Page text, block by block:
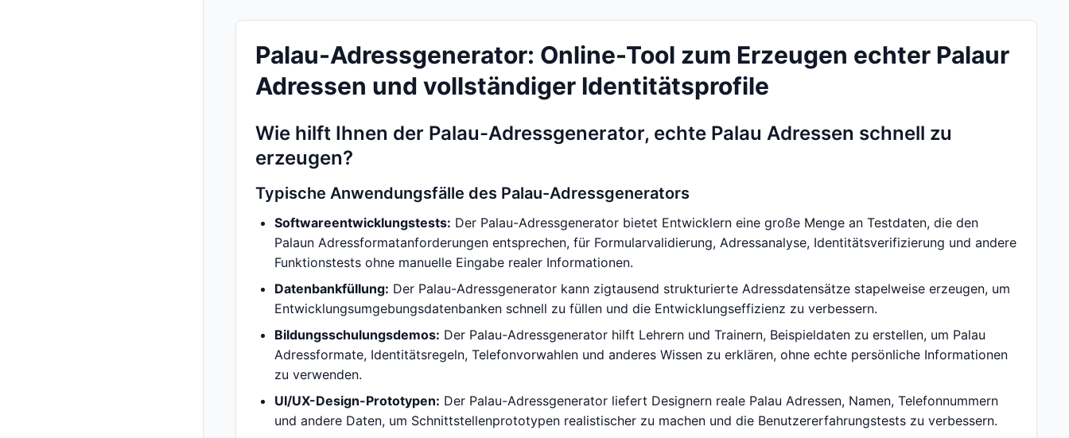
Palau-Adressgenerator: Online-Tool zum Erzeugen echter Palaur
Adressen und vollständiger Identitätsprofile
Wie hilft Ihnen der Palau-Adressgenerator, echte Palau Adressen schnell zu
erzeugen?
Typische Anwendungsfälle des Palau-Adressgenerators
Softwareentwicklungstests: Der Palau-Adressgenerator bietet Entwicklern eine große Menge an Testdaten, die den
Palaun Adressformatanforderungen entsprechen, für Formularvalidierung, Adressanalyse, Identitätsverifizierung und andere
Funktionstests ohne manuelle Eingabe realer Informationen.
Datenbankfüllung: Der Palau-Adressgenerator kann zigtausend strukturierte Adressdatensätze stapelweise erzeugen, um
Entwicklungsumgebungsdatenbanken schnell zu füllen und die Entwicklungseffizienz zu verbessern.
Bildungsschulungsdemos: Der Palau-Adressgenerator hilft Lehrern und Trainern, Beispieldaten zu erstellen, um Palau
Adressformate, Identitätsregeln, Telefonvorwahlen und anderes Wissen zu erklären, ohne echte persönliche Informationen
zu verwenden.
UI/UX-Design-Prototypen: Der Palau-Adressgenerator liefert Designern reale Palau Adressen, Namen, Telefonnummern
und andere Daten, um Schnittstellenprototypen realistischer zu machen und die Benutzererfahrungstests zu verbessern.